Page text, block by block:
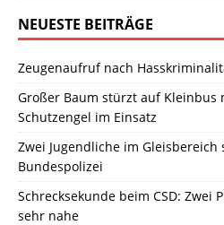
NEUESTE BEITRÄGE
Zeugenaufruf nach
Großer Baum stürzt auf Kleinbus
Schutzengel im Einsatz
Zwei Jugendliche im
Bundespolizei
Schrecksekunde beim CSD: Zwei
sehr nahe